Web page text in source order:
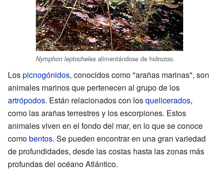
Nymphon leptocheles alimentándose de hidrozoo.
Lospicnogónidos, conocidos como "arañas marinas", son
animales marinos que pertenecen al grupo de los
artrópodos. Están relacionados con losquelicerados,
como las arañas terrestres y los escorpiones. Estos
animales viven en el fondo del mar, en lo que se conoce
comobentos. Se pueden encontrar en una gran variedad
de profundidades, desde las costas hasta las zonas más
profundas del océano Atlántico.